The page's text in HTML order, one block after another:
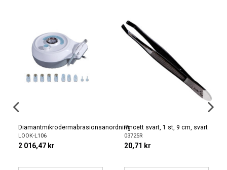
Diamantmikrodermabrasionsanordning
LOOK-L106
2 016,47 kr
Pincett svart, 1 st, 9 cm, svart
03725R
20,71 kr